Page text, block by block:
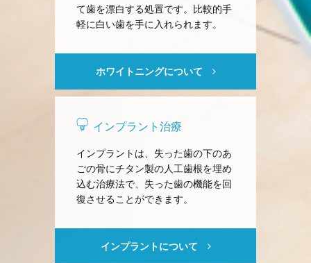
て歯を漂白する処置です。比較的手
軽に白い歯を手に入れられます。
ホワイトニングについて
インプラント治療
インプラントは、失った歯の下のあ
ごの骨にチタン製の人工歯根を埋め
込む治療法で、失った歯の機能を回
復させることができます。
インプラントについて